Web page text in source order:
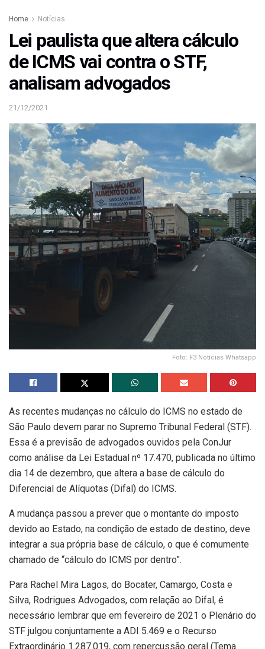
Home Notícias
Lei paulista que altera cálculo
de ICMS vai contra o STF,
analisam advogados
21/12/2021
Foto: F3 Notícias Whatsapp
As recentes mudanças no cálculo do ICMS no estado de
São Paulo devem parar no Supremo Tribunal Federal (STF).
Essa é a previsão de advogados ouvidos pela ConJur
como análise da Lei Estadual nº 17.470, publicada no último
dia 14 de dezembro, que altera a base de cálculo do
Diferencial de Alíquotas (Difal) do ICMS.
A mudança passou a prever que o montante do imposto
devido ao Estado, na condição de estado de destino, deve
integrar a sua própria base de cálculo, o que é comumente
chamado de “cálculo do ICMS por dentro”.
Para Rachel Mira Lagos, do Bocater, Camargo, Costa e
Silva, Rodrigues Advogados, com relação ao Difal, é
necessário lembrar que em fevereiro de 2021 o Plenário do
STF julgou conjuntamente a ADI 5.469 e o Recurso
Extraordinário 1.287.019, com repercussão geral (Tema